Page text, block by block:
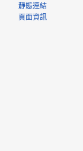
靜態連結
頁面資訊